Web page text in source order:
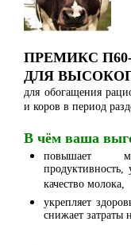
ПРЕМИКС
ДЛЯ
для обогащения
и коров в период
В чём ваша
повышает
продуктивность,
качество молока,
укрепляет
снижает затраты